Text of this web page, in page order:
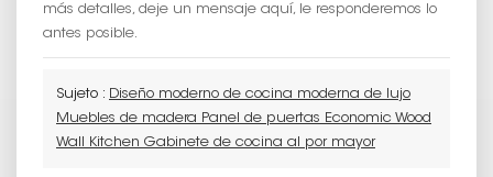
más detalles, deje un mensaje aquí, le responderemos lo
antes posible.
Sujeto : Diseño moderno de cocina moderna de lujo
Muebles de madera Panel de puertas Economic Wood
Wall Kitchen Gabinete de cocina al por mayor